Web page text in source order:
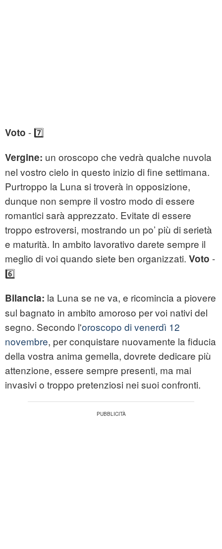
Voto - 7️⃣
Vergine: un oroscopo che vedrà qualche nuvola
nel vostro cielo in questo inizio di fine settimana.
Purtroppo la Luna si troverà in opposizione,
dunque non sempre il vostro modo di essere
romantici sarà apprezzato. Evitate di essere
troppo estroversi, mostrando un po’ più di serietà
e maturità. In ambito lavorativo darete sempre il
meglio di voi quando siete ben organizzati. Voto -
6️⃣
Bilancia: la Luna se ne va, e ricomincia a piovere
sul bagnato in ambito amoroso per voi nativi del
segno. Secondo l'oroscopo di venerdì 12
novembre, per conquistare nuovamente la fiducia
della vostra anima gemella, dovrete dedicare più
attenzione, essere sempre presenti, ma mai
invasivi o troppo pretenziosi nei suoi confronti.